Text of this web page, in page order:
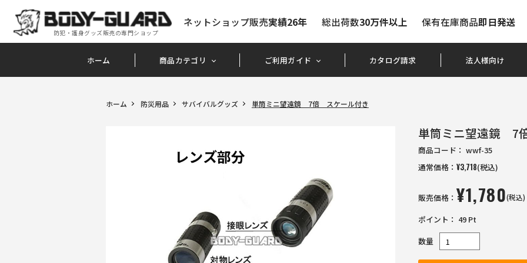
防犯・護身グッズ販売の専門ショップ
ネットショップ販売実績26年 総出荷数30万件以上 保有在庫商品即日発送
ホーム 商品カテゴリ ご利用ガイド カタログ請求 法人様向け
ホーム 防災用品 サバイバルグッズ 単筒ミニ望遠鏡 7倍 スケール付き
単筒ミニ望遠鏡 7
商品コード：wwf-35
通常価格：¥3,718(税込)
販売価格： ¥1,780(税込)
ポイント： 49 Pt
数量